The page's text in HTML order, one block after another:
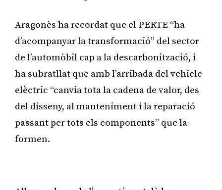
Aragonès ha recordat que el PERTE “ha
d’acompanyar la transformació” del sector
de l’automòbil cap a la descarbonització, i
ha subratllat que amb l’arribada del vehicle
elèctric “canvia tota la cadena de valor, des
del disseny, al manteniment i la reparació
passant per tots els components” que la
formen.